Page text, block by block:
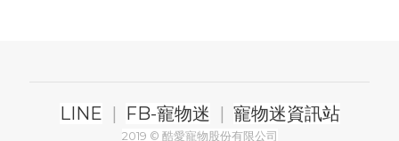
LINE | FB-寵物迷 | 寵物迷資訊站
2019 © 酷愛寵物股份有限公司